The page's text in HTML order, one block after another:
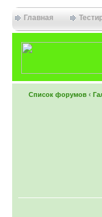
Главная
Список форумов ‹